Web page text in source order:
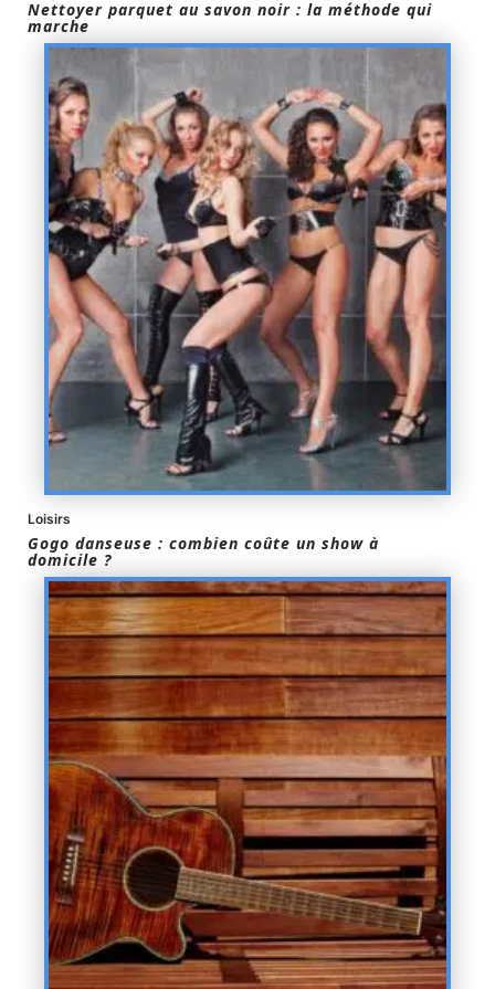
Nettoyer parquet au savon noir : la méthode qui
marche
Loisirs
Gogo danseuse : combien coûte un show à
domicile ?